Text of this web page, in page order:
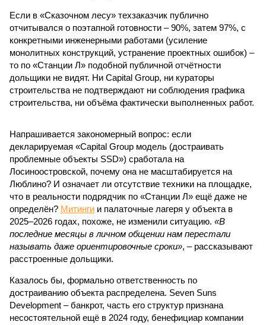
Если в «Сказочном лесу» техзаказчик публично
отчитывался о поэтапной готовности – 90%, затем 97%, с
конкретными инженерными работами (усиление
монолитных конструкций, устранение проектных ошибок) –
то по «Станции Л» подобной публичной отчётности
дольщики не видят. Ни Capital Group, ни кураторы
строительства не подтверждают ни соблюдения графика
строительства, ни объёма фактически выполненных работ.
Напрашивается закономерный вопрос: если
декларируемая «Capital Group модель (достраивать
проблемные объекты SSD») сработала на
Лосиноостровской, почему она не масштабируется на
Люблино? И означает ли отсутствие техники на площадке,
что в реальности подрядчик по «Станции Л» ещё даже не
определён? Митинги и палаточные лагеря у объекта в
2025–2026 годах, похоже, не изменили ситуацию. «В
последние месяцы в личном общении нам перестали
называть даже ориентировочные сроки», – рассказывают
расстроенные дольщики.
Казалось бы, формально ответственность по
достраиванию объекта распределена. Seven Suns
Development – банкрот, часть его структур признана
несостоятельной ещё в 2024 году, бенефициар компании